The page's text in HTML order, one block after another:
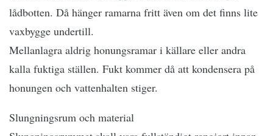
lådbotten. Då hänger ramarna fritt även om det finns lite
vaxbygge undertill.
Mellanlagra aldrig honungsramar i källare eller andra
kalla fuktiga ställen. Fukt kommer då att kondensera på
honungen och vattenhalten stiger.
Slungningsrum och material